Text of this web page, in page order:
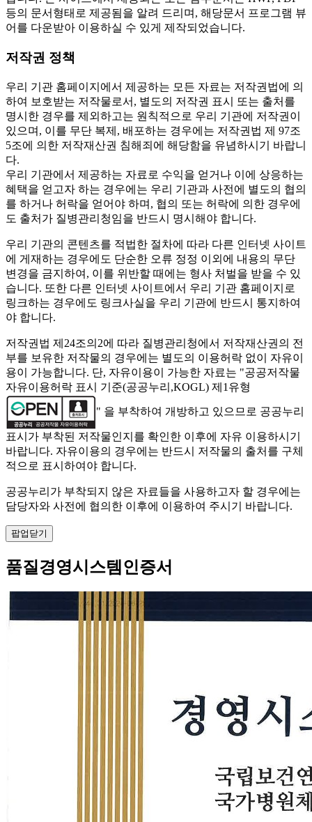
등의 문서형태로 제공됨을 알려 드리며, 해당문서 프로그램 뷰
어를 다운받아 이용하실 수 있게 제작되었습니다.
저작권 정책
우리 기관 홈페이지에서 제공하는 모든 자료는 저작권법에 의
하여 보호받는 저작물로서, 별도의 저작권 표시 또는 출처를
명시한 경우를 제외하고는 원칙적으로 우리 기관에 저작권이
있으며, 이를 무단 복제, 배포하는 경우에는 저작권법 제 97조
5조에 의한 저작재산권 침해죄에 해당함을 유념하시기 바랍니
다.
우리 기관에서 제공하는 자료로 수익을 얻거나 이에 상응하는
혜택을 얻고자 하는 경우에는 우리 기관과 사전에 별도의 협의
를 하거나 허락을 얻어야 하며, 협의 또는 허락에 의한 경우에
도 출처가 질병관리청임을 반드시 명시해야 합니다.
우리 기관의 콘텐츠를 적법한 절차에 따라 다른 인터넷 사이트
에 게재하는 경우에도 단순한 오류 정정 이외에 내용의 무단
변경을 금지하여, 이를 위반할 때에는 형사 처벌을 받을 수 있
습니다. 또한 다른 인터넷 사이트에서 우리 기관 홈페이지로
링크하는 경우에도 링크사실을 우리 기관에 반드시 통지하여
야 합니다.
저작권법 제24조의2에 따라 질병관리청에서 저작재산권의 전
부를 보유한 저작물의 경우에는 별도의 이용허락 없이 자유이
용이 가능합니다. 단, 자유이용이 가능한 자료는 "공공저작물
자유이용허락 표시 기준(공공누리,KOGL) 제1유형
" 을 부착하여 개방하고 있으므로 공공누리
표시가 부착된 저작물인지를 확인한 이후에 자유 이용하시기
바랍니다. 자유이용의 경우에는 반드시 저작물의 출처를 구체
적으로 표시하여야 합니다.
공공누리가 부착되지 않은 자료들을 사용하고자 할 경우에는
담당자와 사전에 협의한 이후에 이용하여 주시기 바랍니다.
팝업닫기
품질경영시스템인증서